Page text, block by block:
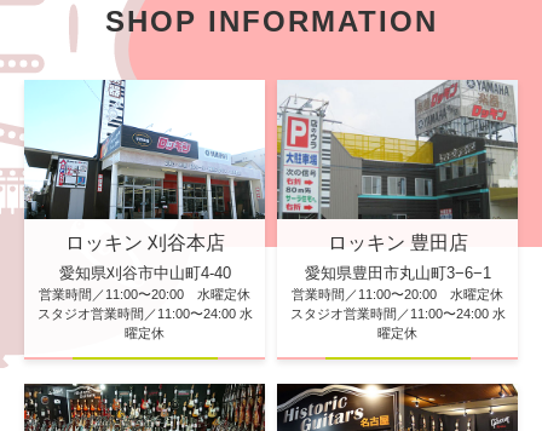
SHOP INFORMATION
ロッキン 刈谷本店
愛知県刈谷市中山町4-40
営業時間／11:00〜20:00 水曜定休
スタジオ営業時間／11:00〜24:00 水
曜定休
ロッキン 豊田店
愛知県豊田市丸山町3−6−1
営業時間／11:00〜20:00 水曜定休
スタジオ営業時間／11:00〜24:00 水
曜定休